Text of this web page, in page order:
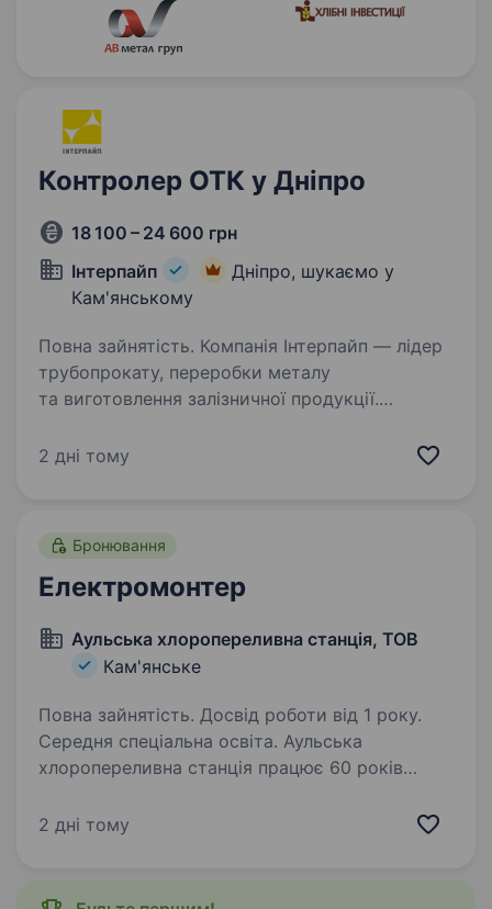
Контролер ОТК у Дніпро
18 100 – 24 600 грн
Інтерпайп
Дніпро, шукаємо у
Кам'янському
Повна зайнятість. Компанія Інтерпайп — лідер
трубопрокату, переробки металу
та виготовлення залізничної продукції.
виробляється продукція. що постачається у
2 дні тому
Бронювання
Електромонтер
Аульська хлоропереливна станція, ТОВ
Кам'янське
Повна зайнятість. Досвід роботи від 1 року.
Середня спеціальна освіта. Аульська
хлоропереливна станція працює 60 років
використовує більшість водоканалів, попит
надійного…
2 дні тому